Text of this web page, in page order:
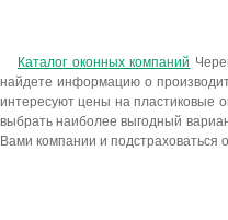
Каталог оконных компаний
найдете информацию о
интересуют цены на пластиковые
выбрать наиболее выгодный
Вами компании и подстраховаться